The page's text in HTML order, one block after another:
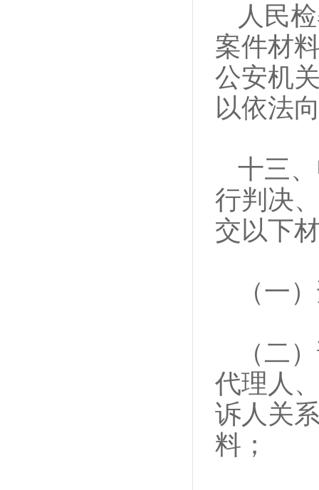
人民
案件材
公安机
以依法
十三
行判决
交以下
（一
（二
代理人
诉人关
料；